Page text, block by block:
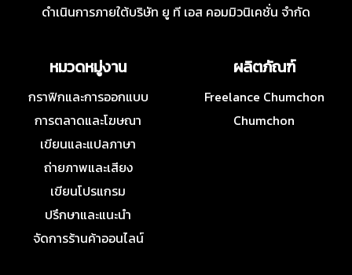
ดำเนินการภายใต้บริษัท ยู ที เอส คอมมิวนิเคชั่น จำกัด
หมวดหมู่งาน
กราฟิกและการออกแบบ
การตลาดและโฆษณา
เขียนและแปลภาษา
ถ่ายภาพและเสียง
เขียนโปรแกรม
ปรึกษาและแนะนำ
จัดการร้านค้าออนไลน์
ผลิตภัณฑ์
Freelance Chumchon
Chumchon